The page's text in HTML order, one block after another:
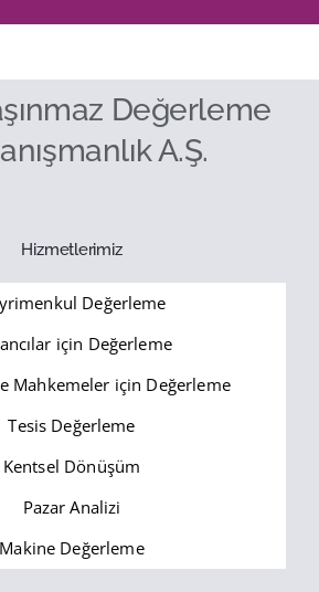
Değerleme
A.Ş.
Hizmetlerimiz
Değerleme
için Değerleme
Mahkemeler için Değerleme
Tesis Değerleme
Kentsel Dönüşüm
Pazar Analizi
Makine Değerleme